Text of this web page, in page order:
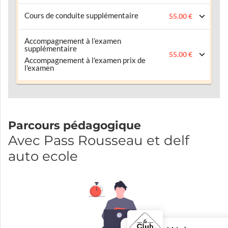
Cours de conduite supplémentaire 55.00 €
Accompagnement à l’examen
supplémentaire
Accompagnement à l'examen prix de
l'examen
55.00 €
Parcours pédagogique
Avec Pass Rousseau et delf
auto ecole